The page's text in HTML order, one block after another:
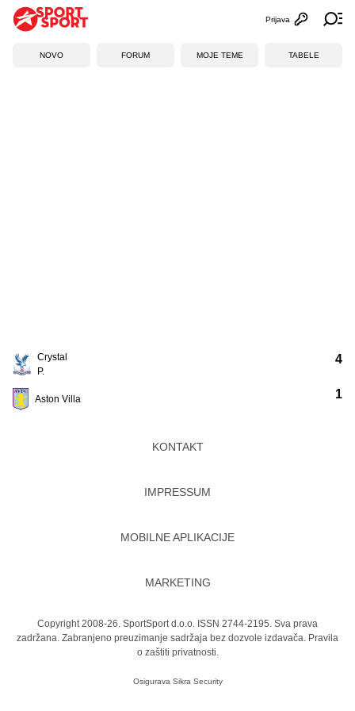
Otvori
Prijava
NOVO FORUM MOJE TEME TABELE
Crystal
P.
Aston Villa
4
1
KONTAKT
IMPRESSUM
MOBILNE APLIKACIJE
MARKETING
Copyright 2008-26. SportSport d.o.o. ISSN 2744-2195. Sva prava
zadržana. Zabranjeno preuzimanje sadržaja bez dozvole izdavača. Pravila
o zaštiti privatnosti.
Osigurava Sikra Security